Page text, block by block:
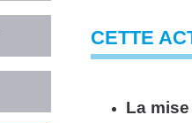
CETTE
La